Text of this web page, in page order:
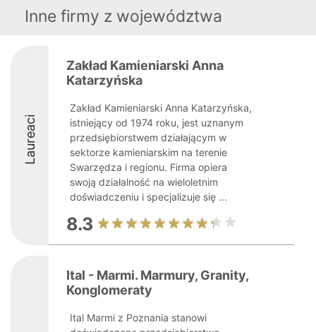
Inne firmy z województwa
Laureaci
Zakład Kamieniarski Anna
Katarzyńska
Zakład Kamieniarski Anna Katarzyńska,
istniejący od 1974 roku, jest uznanym
przedsiębiorstwem działającym w
sektorze kamieniarskim na terenie
Swarzędza i regionu. Firma opiera
swoją działalność na wieloletnim
doświadczeniu i specjalizuje się ...
8.3
Ital - Marmi. Marmury, Granity,
Konglomeraty
Ital Marmi z Poznania stanowi